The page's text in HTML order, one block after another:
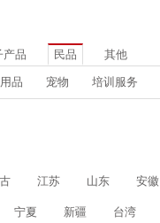
产品 民品 其他
品 宠物 培训服务
江苏 山东 安徽
宁夏 新疆 台湾